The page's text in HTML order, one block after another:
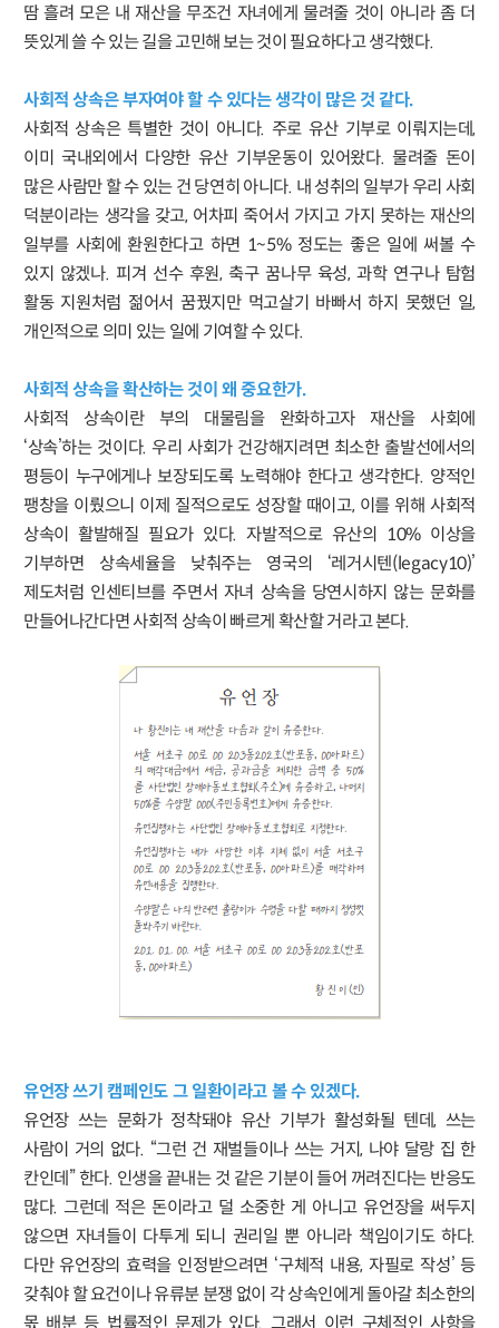
땀 흘려 모은 내 재산을 무조건 자녀에게 물려줄 것이 아니라 좀 더
뜻있게 쓸 수 있는 길을 고민해 보는 것이 필요하다고 생각했다.
사회적 상속은 부자여야 할 수 있다는 생각이 많은 것 같다.
사회적 상속은 특별한 것이 아니다. 주로 유산 기부로 이뤄지는데,
이미 국내외에서 다양한 유산 기부운동이 있어왔다. 물려줄 돈이
많은 사람만 할 수 있는 건 당연히 아니다. 내 성취의 일부가 우리 사회
덕분이라는 생각을 갖고, 어차피 죽어서 가지고 가지 못하는 재산의
일부를 사회에 환원한다고 하면 1~5% 정도는 좋은 일에 써볼 수
있지 않겠나. 피겨 선수 후원, 축구 꿈나무 육성, 과학 연구나 탐험
활동 지원처럼 젊어서 꿈꿨지만 먹고살기 바빠서 하지 못했던 일,
개인적으로 의미 있는 일에 기여할 수 있다.
사회적 상속을 확산하는 것이 왜 중요한가.
사회적 상속이란 부의 대물림을 완화하고자 재산을 사회에
‘상속’하는 것이다. 우리 사회가 건강해지려면 최소한 출발선에서의
평등이 누구에게나 보장되도록 노력해야 한다고 생각한다. 양적인
팽창을 이뤘으니 이제 질적으로도 성장할 때이고, 이를 위해 사회적
상속이 활발해질 필요가 있다. 자발적으로 유산의 10% 이상을
기부하면 상속세율을 낮춰주는 영국의 ‘레거시텐(legacy10)’
제도처럼 인센티브를 주면서 자녀 상속을 당연시하지 않는 문화를
만들어나간다면 사회적 상속이 빠르게 확산할 거라고 본다.
유언장 쓰기 캠페인도 그 일환이라고 볼 수 있겠다.
유언장 쓰는 문화가 정착돼야 유산 기부가 활성화될 텐데, 쓰는
사람이 거의 없다. “그런 건 재벌들이나 쓰는 거지, 나야 달랑 집 한
칸인데” 한다. 인생을 끝내는 것 같은 기분이 들어 꺼려진다는 반응도
많다. 그런데 적은 돈이라고 덜 소중한 게 아니고 유언장을 써두지
않으면 자녀들이 다투게 되니 권리일 뿐 아니라 책임이기도 하다.
다만 유언장의 효력을 인정받으려면 ‘구체적 내용, 자필로 작성’ 등
갖춰야 할 요건이나 유류분 분쟁 없이 각 상속인에게 돌아갈 최소한의
몫 배분 등 법률적인 문제가 있다. 그래서 이런 구체적인 사항을